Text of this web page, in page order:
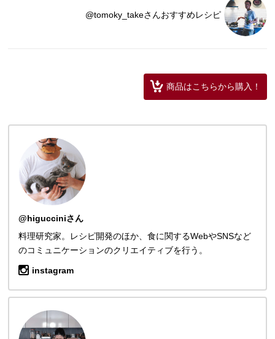
@tomoky_takeさんおすすめレシピ
商品はこちらから購入！
@higucciniさん
料理研究家。レシピ開発のほか、食に関するWebやSNSなど
のコミュニケーションのクリエイティブを行う。
instagram